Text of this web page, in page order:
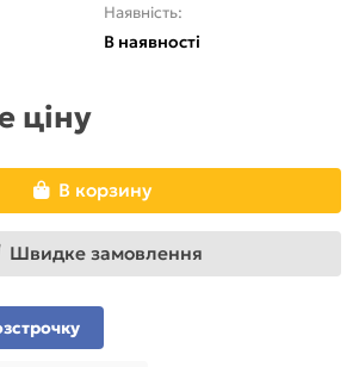
Наявність:
В наявності
ціну
В корзину
Швидке замовлення